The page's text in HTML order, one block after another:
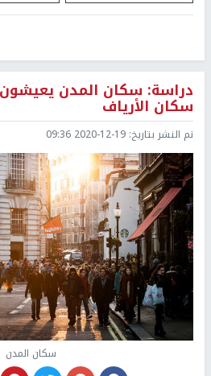
دراسة: سكان المدن
سكان الأرياف
تم النشر بتاريخ: 2020-12-19 09:36
سكان المدن